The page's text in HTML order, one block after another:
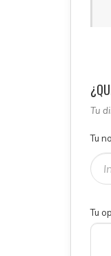
Tu
Tu
Tu